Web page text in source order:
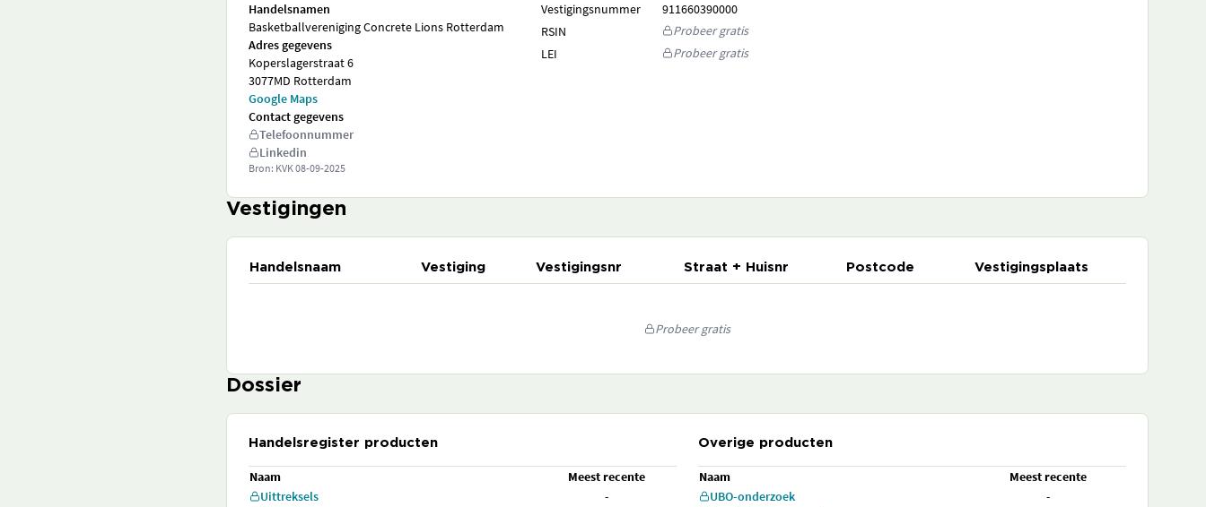
Handelsnamen
Basketballvereniging Concrete Lions Rotterdam
Adres gegevens
Koperslagerstraat 6
3077MD Rotterdam
Google Maps
Contact gegevens
Telefoonnummer
Linkedin
Bron: KVK08-09-2025
Vestigingsnummer
911660390000
RSIN
Probeer gratis
LEI
Probeer gratis
Vestigingen
Handelsnaam Vestiging Vestigingsnr Straat + Huisnr Postcode Vestigingsplaats
Probeer gratis
Dossier
Handelsregister producten
Naam
Meest recente
Uittreksels
-
Overige producten
Naam
Meest recente
UBO-onderzoek
-